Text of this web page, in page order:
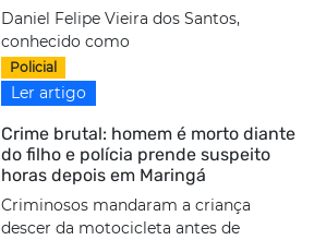
Daniel Felipe Vieira dos Santos,
conhecido como
Policial
Ler artigo
Crime brutal: homem é morto diante
do filho e polícia prende suspeito
horas depois em Maringá
Criminosos mandaram a criança
descer da motocicleta antes de